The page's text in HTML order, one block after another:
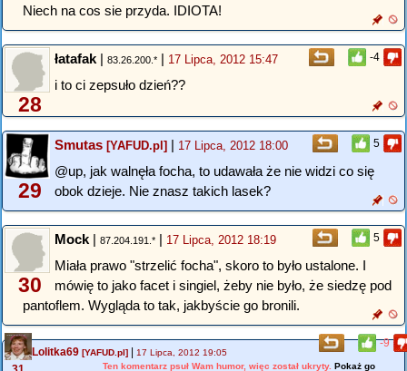
Niech na cos sie przyda. IDIOTA!
-4
28
łatafak | 83.26.200.* | 17 Lipca, 2012 15:47
i to ci zepsuło dzień??
5
29
Smutas [YAFUD.pl] | 17 Lipca, 2012 18:00
@up, jak walnęła focha, to udawała że nie widzi co się
obok dzieje. Nie znasz takich lasek?
5
30
Mock | 87.204.191.* | 17 Lipca, 2012 18:19
Miała prawo "strzelić focha", skoro to było ustalone. I
mówię to jako facet i singiel, żeby nie było, że siedzę pod
pantoflem. Wygląda to tak, jakbyście go bronili.
-9
Lolitka69 [YAFUD.pl] | 17 Lipca, 2012 19:05
Ten komentarz psuł Wam humor, więc został ukryty. Pokaż go